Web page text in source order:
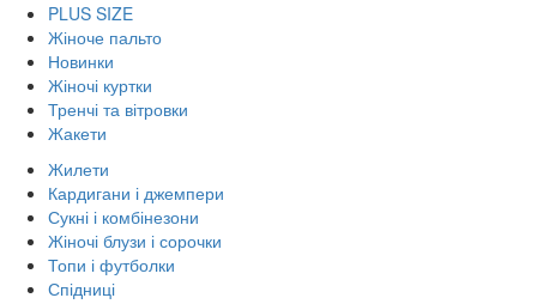
PLUS SIZE
Жіноче пальто
Новинки
Жіночі куртки
Тренчі та вітровки
Жакети
Жилети
Кардигани і джемпери
Сукні і комбінезони
Жіночі блузи і сорочки
Топи і футболки
Спідниці